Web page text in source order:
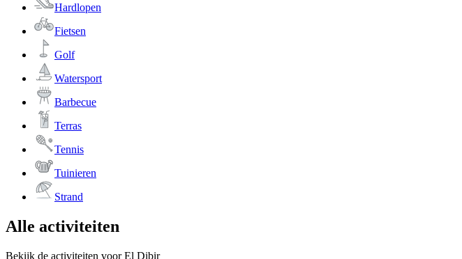
Hardlopen
Fietsen
Golf
Watersport
Barbecue
Terras
Tennis
Tuinieren
Strand
Alle activiteiten
Bekijk de activiteiten voor El Dibir